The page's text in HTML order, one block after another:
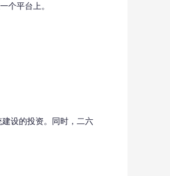
个平台上。
设的投资。同时，二六